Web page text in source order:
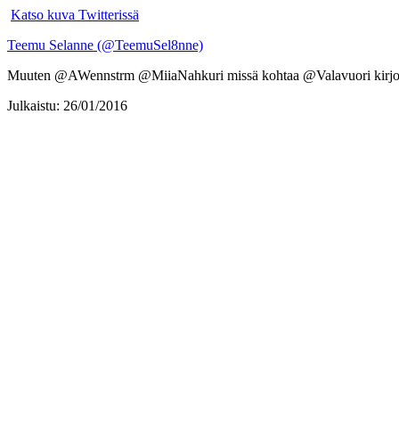
Katso kuva Twitterissä
Teemu Selanne (@TeemuSel8nne)
Muuten @AWennstrm @MiiaNahkuri missä kohtaa @Valavuori
Julkaistu: 26/01/2016